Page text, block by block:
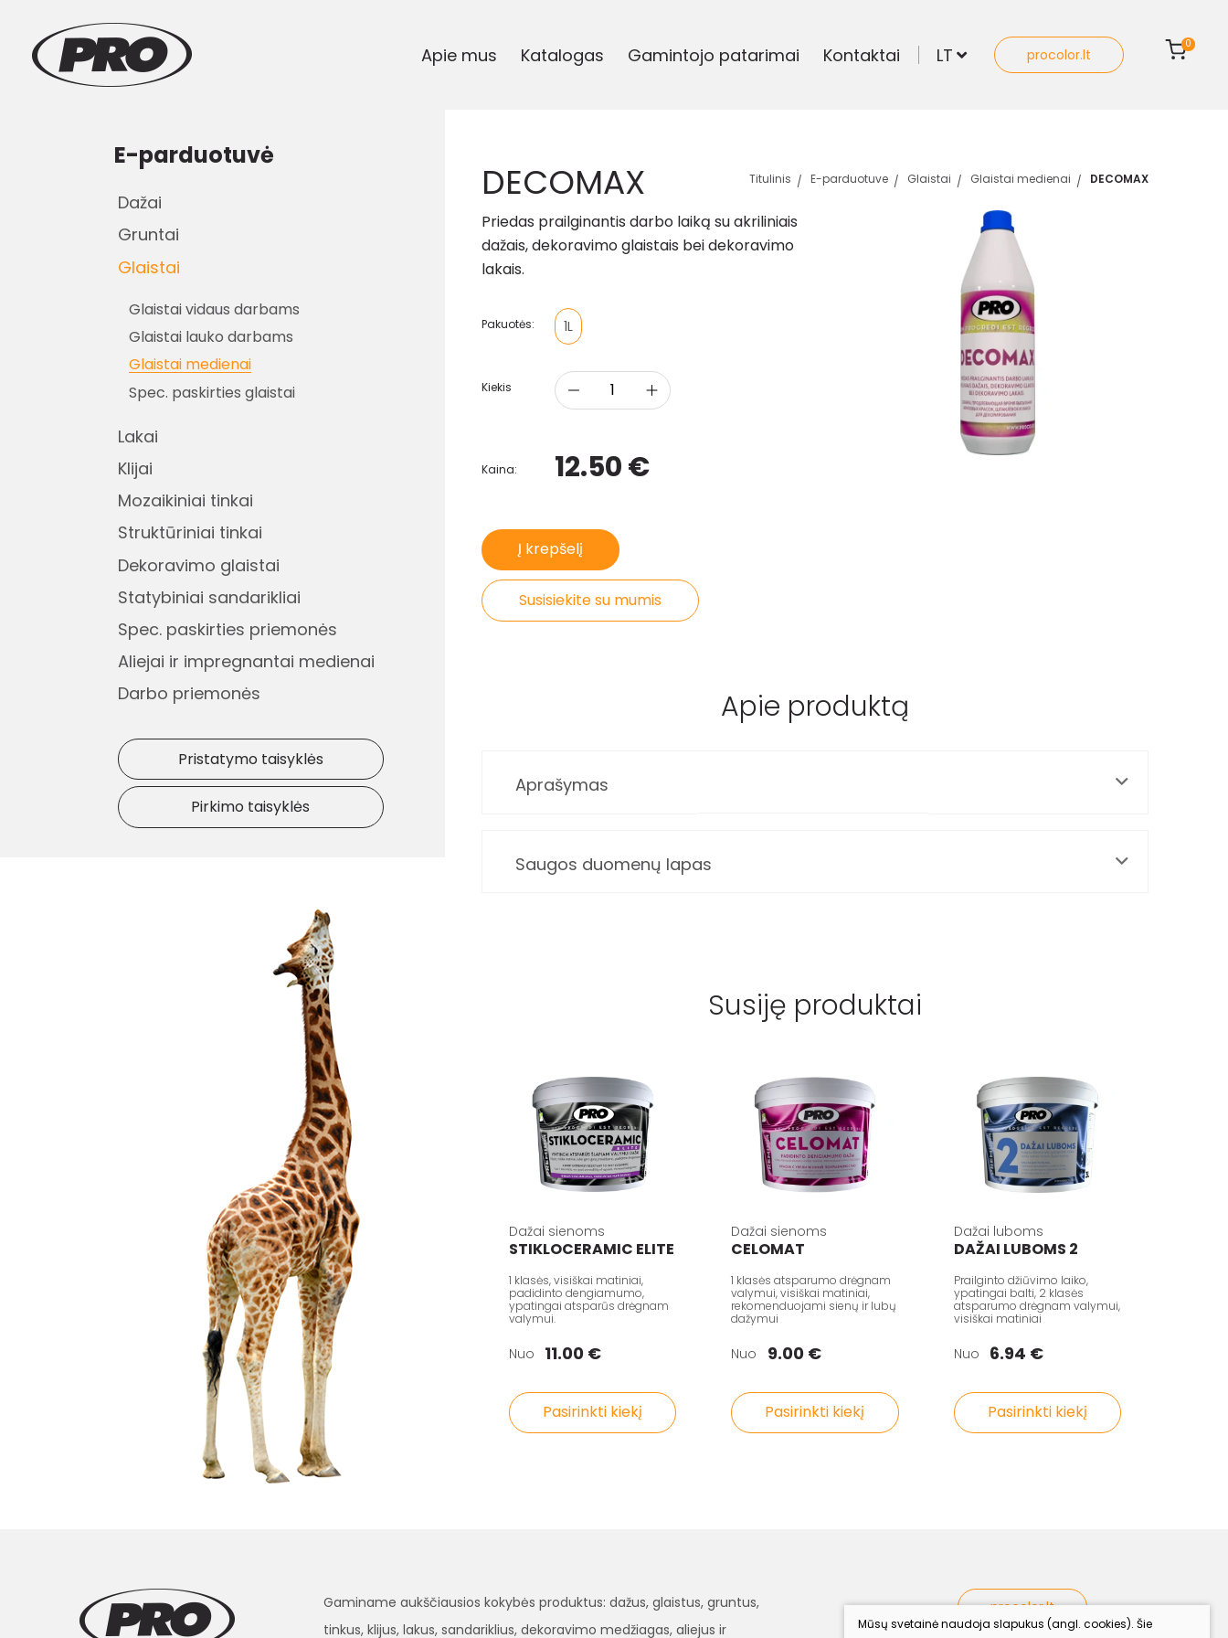
Apie mus Katalogas Gamintojo patarimai Kontaktai LT procolor.lt
0
E-parduotuvė
Dažai
Gruntai
Glaistai
Glaistai vidaus darbams
Glaistai lauko darbams
Glaistai medienai
Spec. paskirties glaistai
Lakai
Klijai
Mozaikiniai tinkai
Struktūriniai tinkai
Dekoravimo glaistai
Statybiniai sandarikliai
Spec. paskirties priemonės
Aliejai ir impregnantai medienai
Darbo priemonės
Pristatymo taisyklės
Pirkimo taisyklės
DECOMAX Titulinis E-parduotuve Glaistai Glaistai medienai DECOMAX
Priedas prailginantis darbo laiką su akriliniais
dažais, dekoravimo glaistais bei dekoravimo
lakais.
Pakuotės: 1L
Kiekis
Kaina: 12.50 €
Į krepšelį
Susisiekite su mumis
Apie produktą
Aprašymas
Saugos duomenų lapas
Susiję produktai
Dažai sienoms
STIKLOCERAMIC ELITE
1 klasės, visiškai matiniai,
padidinto dengiamumo,
ypatingai atsparūs drėgnam
valymui.
Nuo 11.00 €
Pasirinkti kiekį
Dažai sienoms
CELOMAT
1 klasės atsparumo drėgnam
valymui, visiškai matiniai,
rekomenduojami sienų ir lubų
dažymui
Nuo 9.00 €
Pasirinkti kiekį
Dažai luboms
DAŽAI LUBOMS 2
Prailginto džiūvimo laiko,
ypatingai balti, 2 klasės
atsparumo drėgnam valymui,
visiškai matiniai
Nuo 6.94 €
Pasirinkti kiekį
Gaminame aukščiausios kokybės produktus: dažus, glaistus, gruntus,
tinkus, klijus, lakus, sandariklius, dekoravimo medžiagas, aliejus ir
procolor.lt
Mūsų svetainė naudoja slapukus (angl. cookies). Šie